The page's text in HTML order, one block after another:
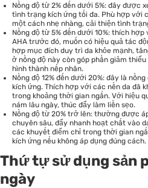
Nồng độ từ 2% đến dưới 5%: đây được
tình trạng kích ứng tối đa. Phù hợp với
một cách nhẹ nhàng, cải thiện tình
Nồng độ từ 5% đến dưới 10%: thích
AHA trước đó, muốn có hiệu quả tác
hợp mục đích duy trì da khỏe mạnh,
ở nồng độ này còn góp phần giảm
hình thành nếp nhăn.
Nồng độ 12% đến dưới 20%: đây là
kích ứng. Thích hợp với các nền da đã
trong khoảng thời gian ngắn. Với hiệu
nám lâu ngày, thúc đẩy làm liền sẹo.
Nồng độ từ 20% trở lên: thường được
chuyên sâu, đẩy nhanh hoạt chất vào
các khuyết điểm chỉ trong thời gian
kích ứng nếu không áp dụng đúng cách.
Thứ tự sử dụng sản
ngày